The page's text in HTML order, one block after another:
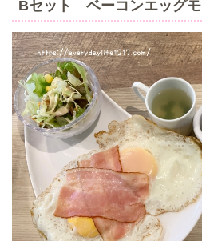
Bセット ベーコンエッグ